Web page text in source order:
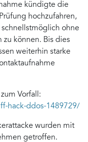
kündigte die
hochzufahren,
ohne
zu können. Bis dies
weiterhin starke
Vorfall:
hack-ddos-1489729/
wurden mit
getroffen.